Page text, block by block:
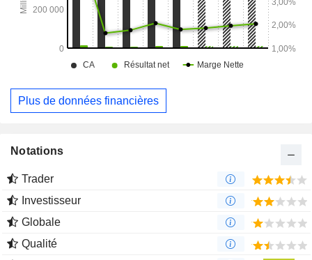
Plus de données financières
Notations
Trader
Investisseur
Globale
Qualité